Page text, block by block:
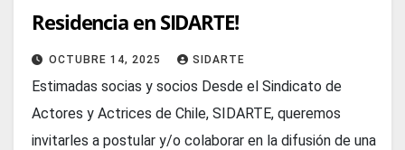
Residencia en SIDARTE!
OCTUBRE 14, 2025 SIDARTE
Estimadas socias y socios Desde el Sindicato de
Actores y Actrices de Chile, SIDARTE, queremos
invitarles a postular y/o colaborar en la difusión de una